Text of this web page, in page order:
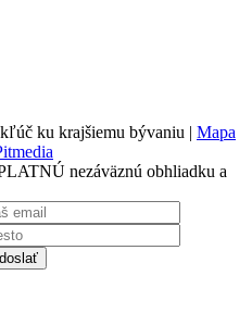
ku krajšiemu bývaniu | Mapa
nezáväznú obhliadku a